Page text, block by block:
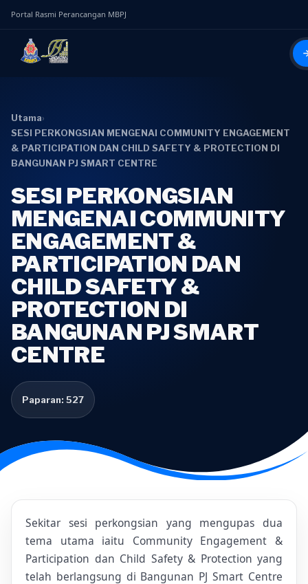
Portal Rasmi Perancangan MBPJ
Utama›
SESI PERKONGSIAN MENGENAI COMMUNITY ENGAGEMENT
& PARTICIPATION DAN CHILD SAFETY & PROTECTION DI
BANGUNAN PJ SMART CENTRE
SESI PERKONGSIAN
MENGENAI COMMUNITY
ENGAGEMENT &
PARTICIPATION DAN
CHILD SAFETY &
PROTECTION DI
BANGUNAN PJ SMART
CENTRE
Paparan: 527
Sekitar sesi perkongsian yang mengupas dua
tema utama iaitu Community Engagement &
Participation dan Child Safety & Protection yang
telah berlangsung di Bangunan PJ Smart Centre